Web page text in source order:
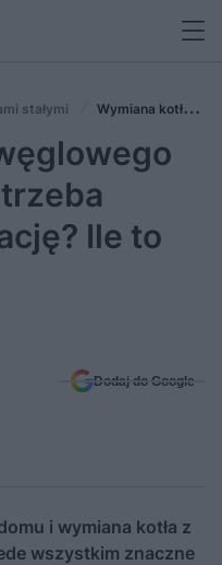
stałymi
Wymiana kotła
instalację? Ile to
Ile to
Dodaj do Google
i wymiana kotła z
wszystkim znaczne